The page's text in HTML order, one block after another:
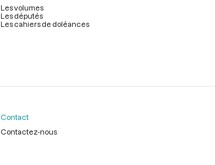
Les volumes
Les députés
Les cahiers de doléances
Contact
Contactez-nous